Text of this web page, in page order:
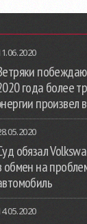
года более
произвел
обязал
обмен на